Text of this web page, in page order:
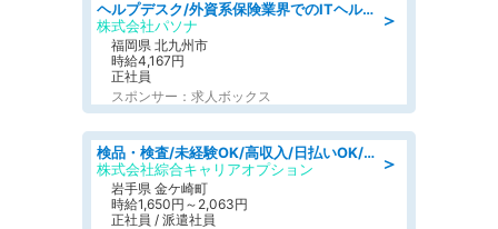
＞
ヘルプデスク/外資系保険業界でのITヘルプデスク業務/駅近/即日勤務可/ヘルプデスク
株式会社パソナ
福岡県 北九州市
時給4,167円
正社員
スポンサー：求人ボックス
＞
検品・検査/未経験OK/高収入/日払いOK/交替制/20・30・40代活躍中
株式会社綜合キャリアオプション
岩手県 金ケ崎町
時給1,650円～2,063円
正社員 / 派遣社員